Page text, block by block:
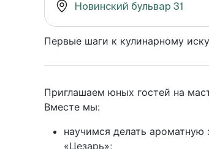
Новинский бульвар 31
Первые шаги к кулинарному
Приглашаем юных гостей на
Вместе мы:
научимся делать ароматную
«Цезарь»;